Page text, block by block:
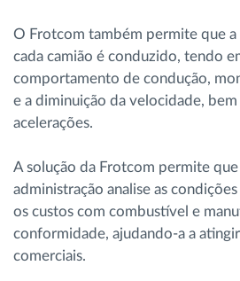
O Frotcom também permite que
cada camião é conduzido, tendo
comportamento de condução,
e a diminuição da velocidade,
acelerações.
A solução da Frotcom permite
administração analise as
os custos com combustível e
conformidade, ajudando-a a
comerciais.